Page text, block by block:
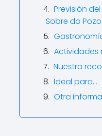
Previsión
Sobre do Pozo
Actividades
Nuestra
Ideal para…
Otra